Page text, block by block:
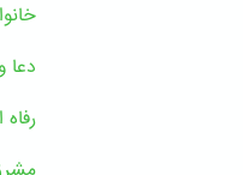
دعا